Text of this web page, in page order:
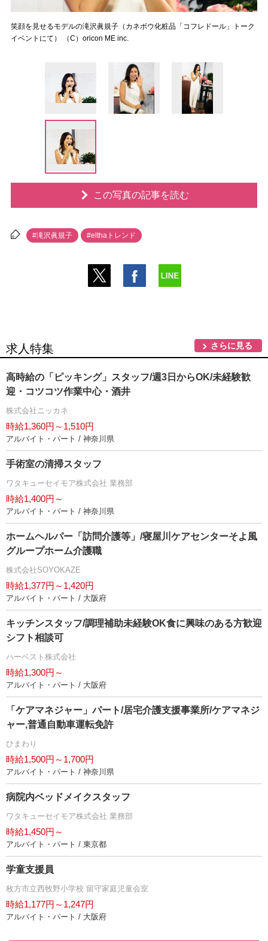
笑顔を見せるモデルの滝沢眞規子（カネボウ化粧品「コフレドール」トーク
イベントにて） （C）oricon ME inc.
この写真の記事を読む
#滝沢眞規子 #elthaトレンド
求人特集 さらに見る
高時給の「ピッキング」スタッフ/週3日からOK/未経験歓
迎・コツコツ作業中心・酒井
株式会社ニッカネ
時給1,360円～1,510円
アルバイト・パート / 神奈川県
手術室の清掃スタッフ
ワタキューセイモア株式会社 業務部
時給1,400円～
アルバイト・パート / 神奈川県
ホームヘルパー「訪問介護等」/寝屋川ケアセンターそよ風
グループホーム介護職
株式会社SOYOKAZE
時給1,377円～1,420円
アルバイト・パート / 大阪府
キッチンスタッフ/調理補助未経験OK食に興味のある方歓迎
シフト相談可
ハーベスト株式会社
時給1,300円～
アルバイト・パート / 大阪府
「ケアマネジャー」パート/居宅介護支援事業所/ケアマネジ
ャー,普通自動車運転免許
ひまわり
時給1,500円～1,700円
アルバイト・パート / 神奈川県
病院内ベッドメイクスタッフ
ワタキューセイモア株式会社 業務部
時給1,450円～
アルバイト・パート / 東京都
学童支援員
枚方市立西牧野小学校 留守家庭児童会室
時給1,177円～1,247円
アルバイト・パート / 大阪府